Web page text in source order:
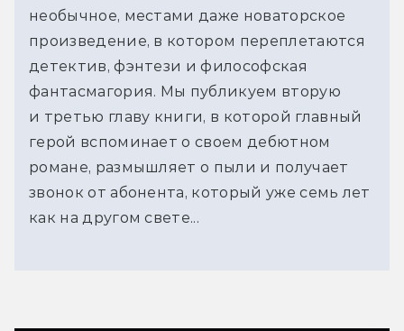
необычное, местами даже новаторское
произведение, в котором переплетаются
детектив, фэнтези и философская
фантасмагория. Мы публикуем вторую
и третью главу книги, в которой главный
герой вспоминает о своем дебютном
романе, размышляет о пыли и получает
звонок от абонента, который уже семь лет
как на другом свете...